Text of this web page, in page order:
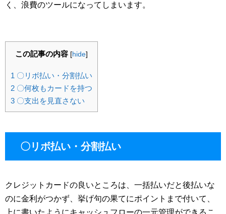
く、浪費のツールになってしまいます。
この記事の内容 [hide]
1 〇リボ払い・分割払い
2 〇何枚もカードを持つ
3 〇支出を見直さない
〇リボ払い・分割払い
クレジットカードの良いところは、一括払いだと後払いな
のに金利がつかず、挙げ句の果てにポイントまで付いて、